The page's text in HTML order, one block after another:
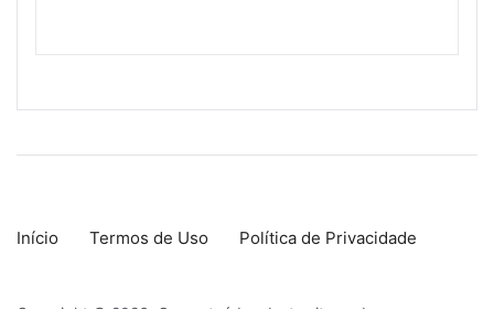
Início Termos de Uso Política de Privacidade